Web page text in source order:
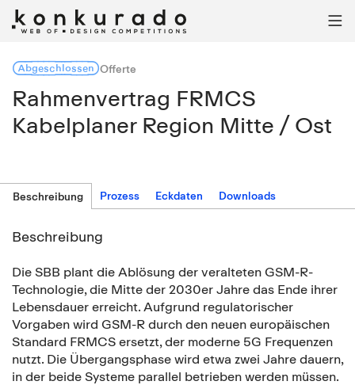

AbgeschlossenOfferte
Rahmenvertrag FRMCS
Kabelplaner Region Mitte / Ost
Beschreibung Prozess Eckdaten Downloads
Beschreibung
Die SBB plant die Ablösung der veralteten GSM-R-
Technologie, die Mitte der 2030er Jahre das Ende ihrer
Lebensdauer erreicht. Aufgrund regulatorischer
Vorgaben wird GSM-R durch den neuen europäischen
Standard FRMCS ersetzt, der moderne 5G Frequenzen
nutzt. Die Übergangsphase wird etwa zwei Jahre dauern,
in der beide Systeme parallel betrieben werden müssen.